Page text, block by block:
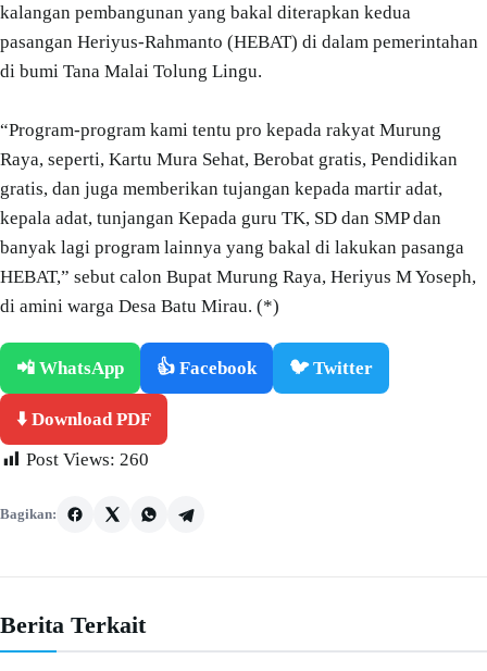
kalangan pembangunan yang bakal diterapkan kedua
pasangan Heriyus-Rahmanto (HEBAT) di dalam pemerintahan
di bumi Tana Malai Tolung Lingu.
“Program-program kami tentu pro kepada rakyat Murung
Raya, seperti, Kartu Mura Sehat, Berobat gratis, Pendidikan
gratis, dan juga memberikan tujangan kepada martir adat,
kepala adat, tunjangan Kepada guru TK, SD dan SMP dan
banyak lagi program lainnya yang bakal di lakukan pasanga
HEBAT,” sebut calon Bupat Murung Raya, Heriyus M Yoseph,
di amini warga Desa Batu Mirau. (*)
📲 WhatsApp 👍 Facebook 🐦 Twitter
⬇️ Download PDF
Post Views: 260
Bagikan:
Berita Terkait